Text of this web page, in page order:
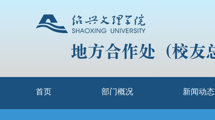
首页 部门概况 新闻动态